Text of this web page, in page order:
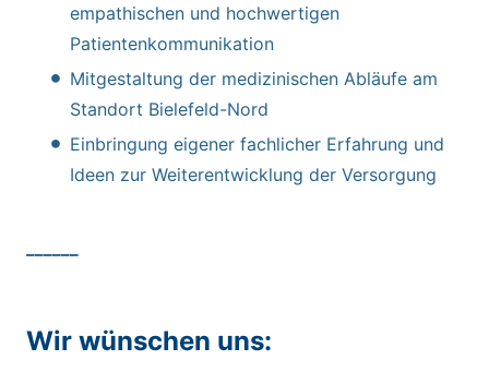
empathischen und hochwertigen
Patientenkommunikation
Mitgestaltung der medizinischen Abläufe am
Standort Bielefeld-Nord
Einbringung eigener fachlicher Erfahrung und
Ideen zur Weiterentwicklung der Versorgung
Wir wünschen uns: